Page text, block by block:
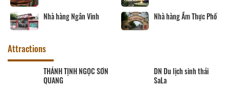
Nhà hàng Ngân Vinh Nhà hàng Ẩm Thực Phố
Attractions
THÁNH TỊNH NGỌC SƠN
QUANG
DN Du lịch sinh thái
SaLa